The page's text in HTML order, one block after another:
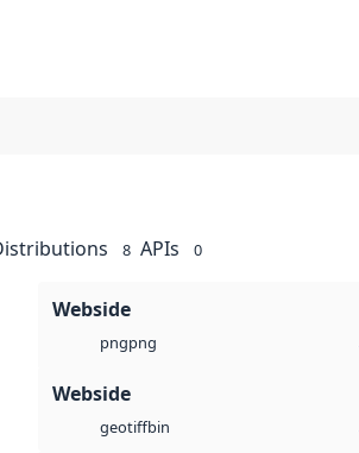
8 APIs 0
Webside
pngpng
Webside
geotiffbin